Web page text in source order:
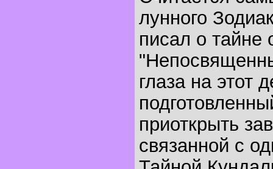
лунного
писал о тайне
глаза на этот
приоткрыть
связанной с